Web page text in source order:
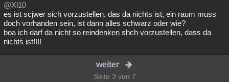
@Xl10
es ist scjwer sich vorzustellen, das da nichts ist, ein raum muss
doch vorhanden sein, ist dann alles schwarz oder wie?
boa ich darf da nicht so reindenken shch vorzustellen, dass da
nichts ist!!!!
weiter
Seite 3 von 7